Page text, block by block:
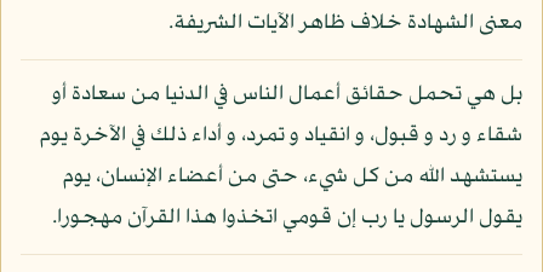
معنى الشهادة خلاف ظاهر الآيات الشريفة.
بل هي تحمل حقائق أعمال الناس في الدنيا من سعادة أو
شقاء و رد و قبول، و انقياد و تمرد، و أداء ذلك في الآخرة يوم
يستشهد الله من كل شيء، حتى من أعضاء الإنسان، يوم
يقول الرسول يا رب إن قومي اتخذوا هذا القرآن مهجورا.